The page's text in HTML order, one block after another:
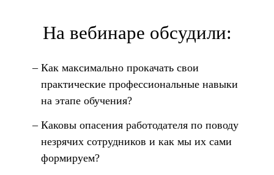
На вебинаре обсудили:
Как максимально прокачать свои
практические профессиональные навыки
на этапе обучения?
Каковы опасения работодателя по поводу
незрячих сотрудников и как мы их сами
формируем?